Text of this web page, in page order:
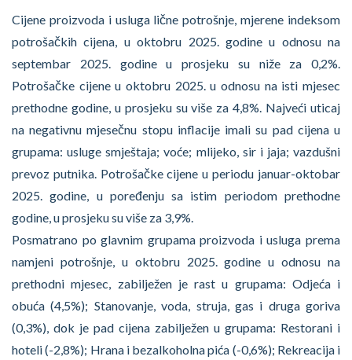
Cijene proizvoda i usluga lične potrošnje, mjerene indeksom
potrošačkih cijena, u oktobru 2025. godine u odnosu na
septembar 2025. godine u prosjeku su niže za 0,2%.
Potrošačke cijene u oktobru 2025. u odnosu na isti mjesec
prethodne godine, u prosjeku su više za 4,8%. Najveći uticaj
na negativnu mjesečnu stopu inflacije imali su pad cijena u
grupama: usluge smještaja; voće; mlijeko, sir i jaja; vazdušni
prevoz putnika. Potrošačke cijene u periodu januar-oktobar
2025. godine, u poređenju sa istim periodom prethodne
godine, u prosjeku su više za 3,9%.
Posmatrano po glavnim grupama proizvoda i usluga prema
namjeni potrošnje, u oktobru 2025. godine u odnosu na
prethodni mjesec, zabilježen je rast u grupama: Odjeća i
obuća (4,5%); Stanovanje, voda, struja, gas i druga goriva
(0,3%), dok je pad cijena zabilježen u grupama: Restorani i
hoteli (-2,8%); Hrana i bezalkoholna pića (-0,6%); Rekreacija i